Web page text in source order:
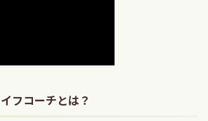
フコーチとは？